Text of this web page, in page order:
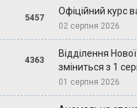
5457
Офіційний курс
02 серпня 2026
4363
Відділення
зміниться з 1
01 серпня 2026